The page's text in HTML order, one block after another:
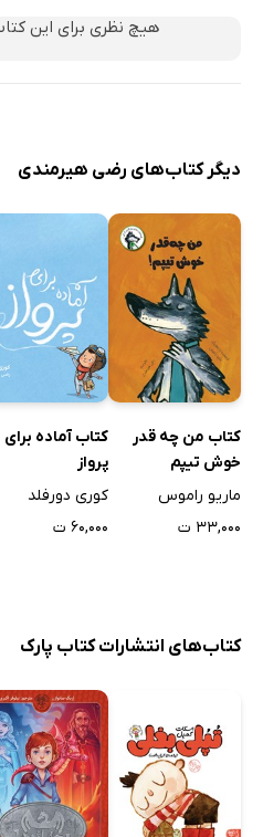
هیچ نظری برای این
دیگر کتاب‌های رضی هیرمندی
کتاب من چه‌ قدر
خوش تیپم
ماریو راموس
۳۳,۰۰۰ ت
کتاب آماده برای
پرواز
کوری دورفلد
۶۰,۰۰۰ ت
کتاب‌های انتشارات کتاب پارک